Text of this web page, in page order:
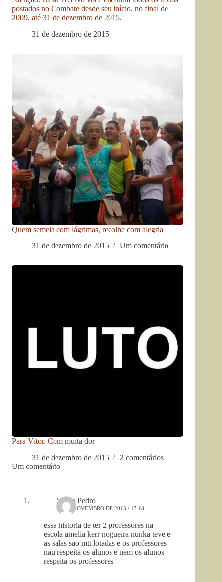
postados no Combate desde seu início, no final de
2009, até 31 de dezembro de 2015.
31 de dezembro de 2015
Quem semeia com lágrimas, recolhe com alegria
31 de dezembro de 2015
Um comentário
Para Vítor. Com muita dor
31 de dezembro de 2015
2 comentários
Um comentário
Vânia Pedro
27 DE NOVEMBRO DE 2013 / 13:18
essa historia de ter 2 professores na
escola amelia kerr nogueira nunka teve e
as salas sao mtt lotadas e os professores
nau respeita os alunos e nem os alunos
respeita os professores